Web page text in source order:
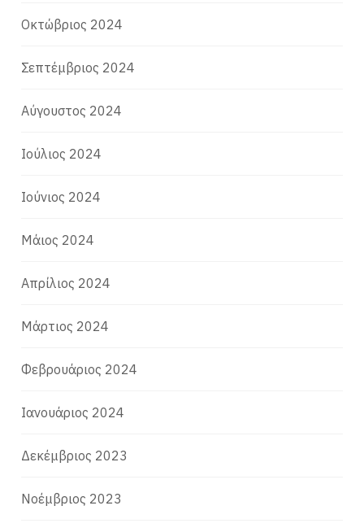
Οκτώβριος 2024
Σεπτέμβριος 2024
Αύγουστος 2024
Ιούλιος 2024
Ιούνιος 2024
Μάιος 2024
Απρίλιος 2024
Μάρτιος 2024
Φεβρουάριος 2024
Ιανουάριος 2024
Δεκέμβριος 2023
Νοέμβριος 2023